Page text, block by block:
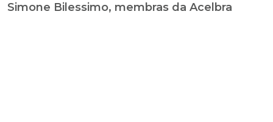
Simone Bilessimo, membras da Acelbra